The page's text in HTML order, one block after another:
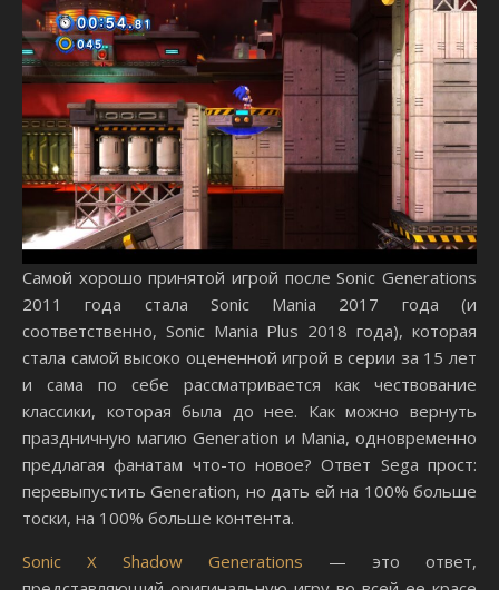
Самой хорошо принятой игрой после Sonic Generations
2011 года стала Sonic Mania 2017 года (и
соответственно, Sonic Mania Plus 2018 года), которая
стала самой высоко оцененной игрой в серии за 15 лет
и сама по себе рассматривается как чествование
классики, которая была до нее. Как можно вернуть
праздничную магию Generation и Mania, одновременно
предлагая фанатам что-то новое? Ответ Sega прост:
перевыпустить Generation, но дать ей на 100% больше
тоски, на 100% больше контента.
Sonic X Shadow Generations — это ответ,